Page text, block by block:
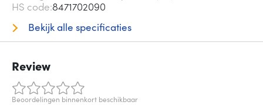
HS code 8471702090
Bekijk alle specificaties
Review
Beoordelingen binnenkort beschikbaar